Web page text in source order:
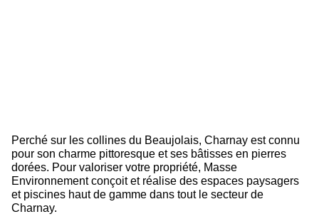
Perché sur les collines du Beaujolais, Charnay est connu
pour son charme pittoresque et ses bâtisses en pierres
dorées. Pour valoriser votre propriété, Masse
Environnementconçoit et réalise des espaces paysagers
et piscines haut de gamme dans tout le secteur de
Charnay.